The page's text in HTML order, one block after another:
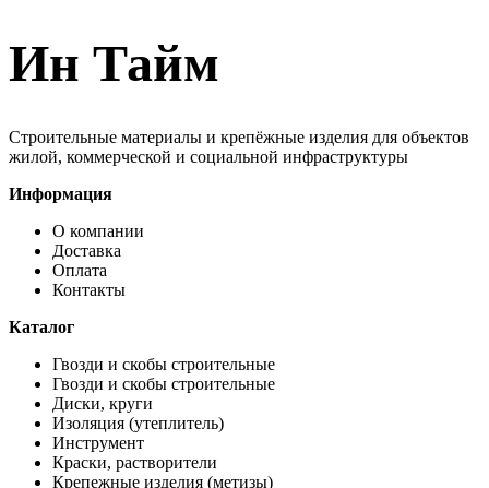
Ин Тайм
Строительные материалы и крепёжные изделия для объектов
жилой, коммерческой и социальной инфраструктуры
Информация
О компании
Доставка
Оплата
Контакты
Каталог
Гвозди и скобы строительные
Гвозди и скобы строительные
Диски, круги
Изоляция (утеплитель)
Инструмент
Краски, растворители
Крепежные изделия (метизы)